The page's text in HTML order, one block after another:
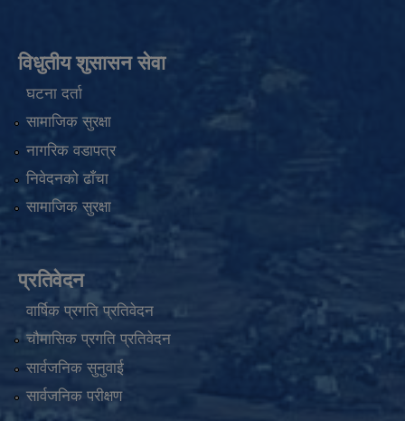
विधुतीय शुसासन सेवा
घटना दर्ता
सामाजिक सुरक्षा
नागरिक वडापत्र
निवेदनको ढाँचा
सामाजिक सुरक्षा
प्रतिवेदन
वार्षिक प्रगति प्रतिवेदन
चौमासिक प्रगति प्रतिवेदन
सार्वजनिक सुनुवाई
सार्वजनिक परीक्षण